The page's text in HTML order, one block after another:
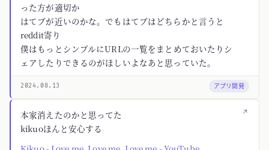
った方が適切か
はてブが近いのかな。でもはてブはどちらかと言うと
reddit寄り
僕はもっとシンプルにURLの一覧をまとめておいたりシ
ェアしたりできるのがほしいよなあと思っていた。
2024.08.13 アプリ開発
↗
本家消えたのかと思ってた
kikuoほんと安心する